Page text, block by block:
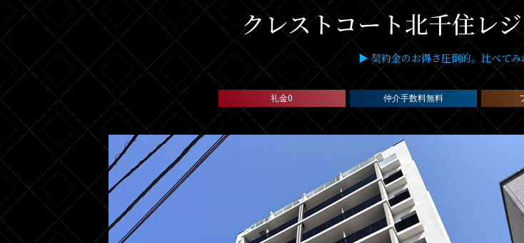
クレストコート北千住レ
▶ 契約金のお得さ圧倒的。比べて
礼金0 仲介手数料無料